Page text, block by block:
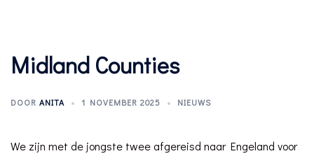
Midland Counties
DOOR ANITA 1 NOVEMBER 2025 NIEUWS
We zijn met de jongste twee afgereisd naar Engeland voor